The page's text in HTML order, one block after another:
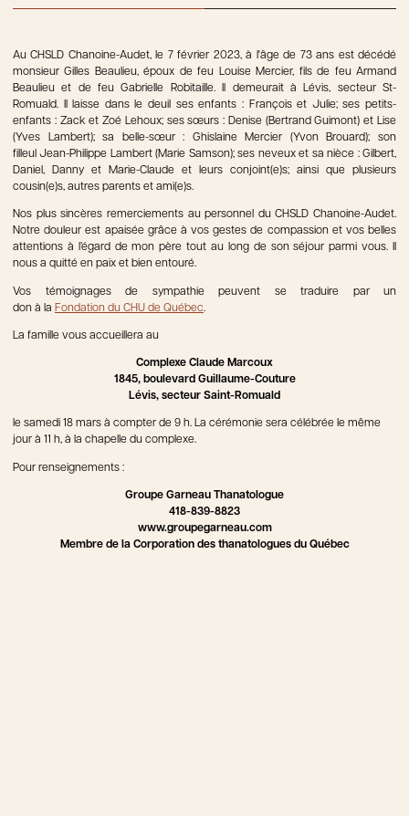
Au CHSLD Chanoine-Audet, le 7 février 2023, à l'âge de 73 ans est décédé
monsieur Gilles Beaulieu, époux de feu Louise Mercier, fils de feu Armand
Beaulieu et de feu Gabrielle Robitaille. Il demeurait à Lévis, secteur St-
Romuald. Il laisse dans le deuil ses enfants : François et Julie; ses petits-
enfants : Zack et Zoé Lehoux; ses sœurs : Denise (Bertrand Guimont) et Lise
(Yves Lambert); sa belle-sœur : Ghislaine Mercier (Yvon Brouard); son
filleul Jean-Philippe Lambert (Marie Samson); ses neveux et sa nièce : Gilbert,
Daniel, Danny et Marie-Claude et leurs conjoint(e)s; ainsi que plusieurs
cousin(e)s, autres parents et ami(e)s.
Nos plus sincères remerciements au personnel du CHSLD Chanoine-Audet.
Notre douleur est apaisée grâce à vos gestes de compassion et vos belles
attentions à l’égard de mon père tout au long de son séjour parmi vous. Il
nous a quitté en paix et bien entouré.
Vos témoignages de sympathie peuvent se traduire par un
don à la Fondation du CHU de Québec.
La famille vous accueillera au
Complexe Claude Marcoux
1845, boulevard Guillaume-Couture
Lévis, secteur Saint-Romuald
le samedi 18 mars à compter de 9 h. La cérémonie sera célébrée le même
jour à 11 h, à la chapelle du complexe.
Pour renseignements :
Groupe Garneau Thanatologue
418-839-8823
www.groupegarneau.com
Membre de la Corporation des thanatologues du Québec